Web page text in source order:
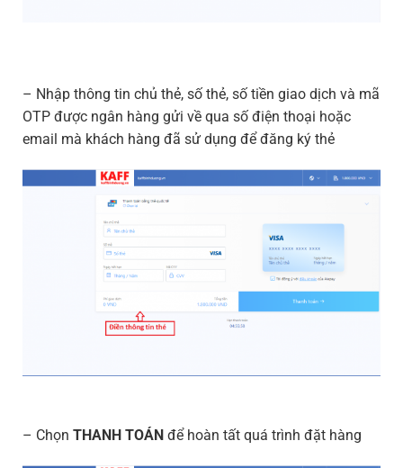
– Nhập thông tin chủ thẻ, số thẻ, số tiền giao dịch và mã
OTP được ngân hàng gửi về qua số điện thoại hoặc
email mà khách hàng đã sử dụng để đăng ký thẻ
– Chọn THANH TOÁN để hoàn tất quá trình đặt hàng